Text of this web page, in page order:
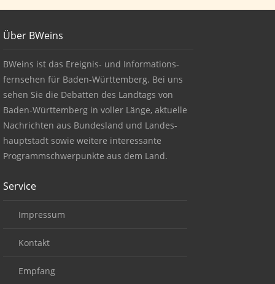
About BWeins
Über BWeins
BWeins ist das Ereignis- und Informations-
fernsehen für Baden-Württemberg. Bei uns
sehen Sie die Debatten des Landtags von
Baden-Württemberg in voller Länge, aktuelle
Nachrichten aus Bundesland und Landes-
hauptstadt sowie weitere interessante
Programmschwerpunkte aus dem Land.
Service
Impressum
Kontakt
Empfang